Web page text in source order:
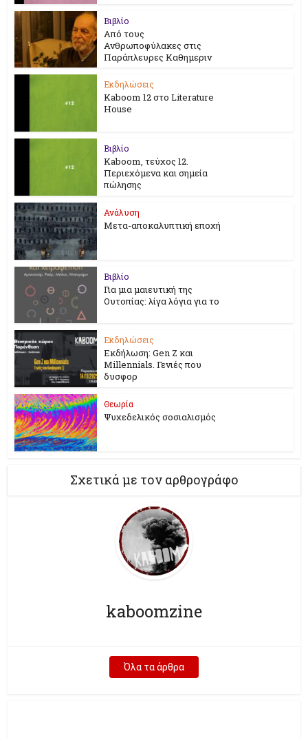
Βιβλίο
Από τους
Ανθρωποφύλακες στις
Παράπλευρες Καθημεριν
Εκδηλώσεις
Kaboom 12 στο Literature
House
Βιβλίο
Kaboom, τεύχος 12.
Περιεχόμενα και σημεία
πώλησης
Ανάλυση
Μετα-αποκαλυπτική εποχή
Βιβλίο
Για μια μαιευτική της
Ουτοπίας: λίγα λόγια για το
Εκδηλώσεις
Εκδήλωση: Gen Z και
Millennials. Γενιές που
δυσφορ
Θεωρία
Ψυχεδελικός σοσιαλισμός
Σχετικά με τον αρθρογράφο
kaboomzine
Όλα τα άρθρα